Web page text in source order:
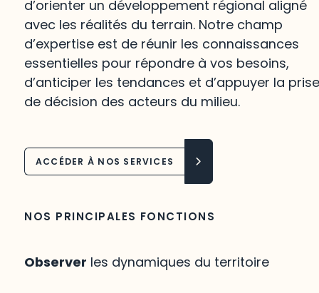
d’orienter un développement régional aligné
avec les réalités du terrain. Notre champ
d’expertise est de réunir les connaissances
essentielles pour répondre à vos besoins,
d’anticiper les tendances et d’appuyer la
de décision des acteurs du milieu.
ACCÉDER À NOS SERVICES
NOS PRINCIPALES FONCTIONS
Observer les dynamiques du territoire